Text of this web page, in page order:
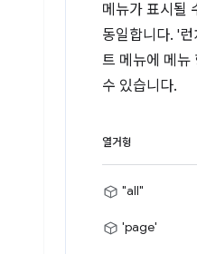
메뉴가 표시될
동일합니다. '
트 메뉴에 메뉴
수 있습니다.
열거형
"all"
'page'